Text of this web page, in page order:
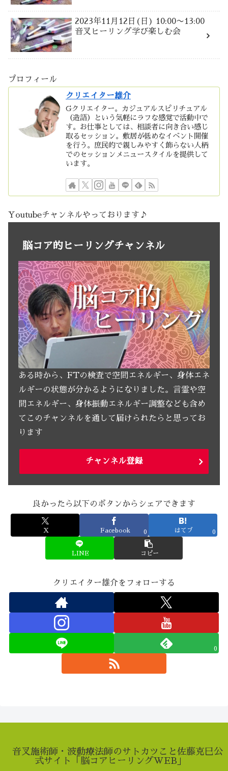
2023年11月12日(日) 10:00〜13:00
音叉ヒーリング学び楽しむ会
プロフィール
クリエイター雄介
Gクリエイター。カジュアルスピリチュアル
（造語）という気軽にラフな感覚で活動中で
す。お仕事としては、相談者に向き合い感じ
取るセッション。敷居が低めなイベント開催
を行う。庶民的で親しみやすく飾らない人柄
でのセッションメニュースタイルを提供して
います。
Youtubeチャンネルやっております♪
脳コア的ヒーリングチャンネル
ある時から、FTの検査で空間エネルギー、身体エネ
ルギーの状態が分かるようになりました。言霊や空
間エネルギー、身体振動エネルギー調整なども含め
てこのチャンネルを通して届けられたらと思ってお
ります
チャンネル登録
良かったら以下のボタンからシェアできます
X Facebook 0 はてブ 0
LINE コピー
クリエイター雄介をフォローする
0
音叉施術師・波動療法師のサトカツこと佐藤克巳公
式サイト「脳コアヒーリングWEB」